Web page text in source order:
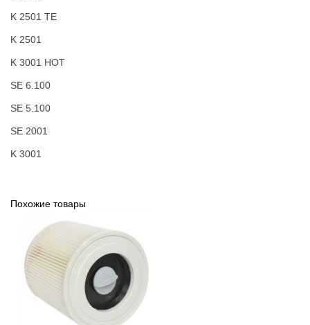
K 2501 TE
K 2501
K 3001 HOT
SE 6.100
SE 5.100
SE 2001
K 3001
Похожие товары